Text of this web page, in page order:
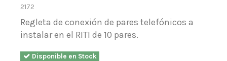
2172
Regleta de conexión de pares telefónicos a
instalar en el RITI de 10 pares.
Disponible en Stock